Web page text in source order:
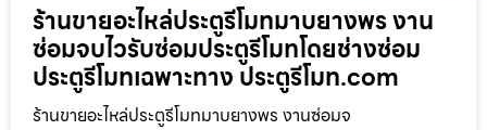
ร้านขายอะไหล่ประตูรีโมทมาบยางพร งาน
ซ่อมจบไวรับซ่อมประตูรีโมทโดยช่างซ่อม
ประตูรีโมทเฉพาะทาง ประตูรีโมท.com
ร้านขายอะไหล่ประตูรีโมทมาบยางพร งานซ่อมจ